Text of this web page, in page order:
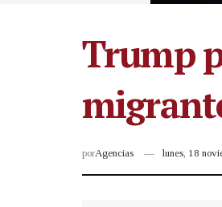
Trump
porAgencias lunes, 18